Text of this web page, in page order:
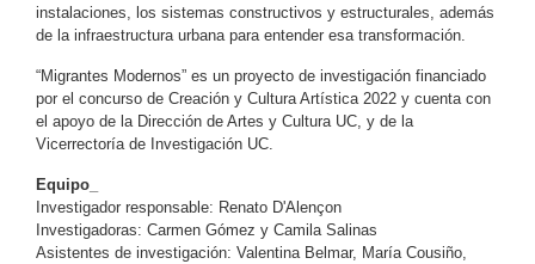
instalaciones, los sistemas constructivos y estructurales, además
de la infraestructura urbana para entender esa transformación.
“Migrantes Modernos” es un proyecto de investigación financiado
por el concurso de Creación y Cultura Artística 2022 y cuenta con
el apoyo de la Dirección de Artes y Cultura UC, y de la
Vicerrectoría de Investigación UC.
Equipo_
Investigador responsable: Renato D'Alençon
Investigadoras: Carmen Gómez y Camila Salinas
Asistentes de investigación: Valentina Belmar, María Cousiño,